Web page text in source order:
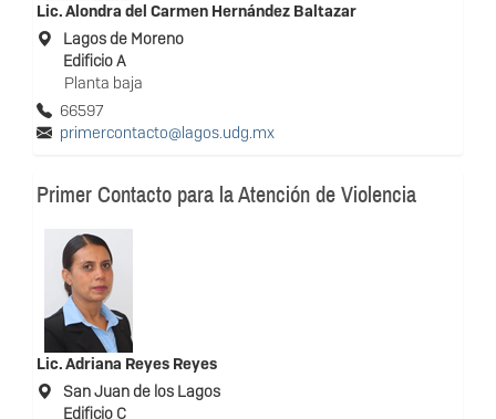
Lic.Alondra del Carmen Hernández Baltazar
Lagos de Moreno
Edificio A
Planta baja
66597
primercontacto@lagos.udg.mx
Primer Contacto para la Atención de Violencia
Lic.Adriana Reyes Reyes
San Juan de los Lagos
Edificio C